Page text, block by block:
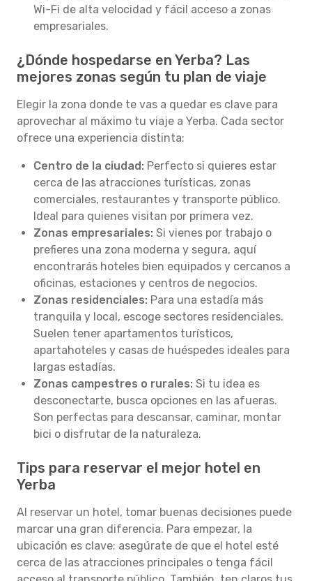
Wi-Fi de alta velocidad y fácil acceso a zonas
empresariales.
¿Dónde hospedarse en Yerba? Las
mejores zonas según tu plan de viaje
Elegir la zona donde te vas a quedar es clave para
aprovechar al máximo tu viaje a Yerba. Cada sector
ofrece una experiencia distinta:
Centro de la ciudad: Perfecto si quieres estar
cerca de las atracciones turísticas, zonas
comerciales, restaurantes y transporte público.
Ideal para quienes visitan por primera vez.
Zonas empresariales: Si vienes por trabajo o
prefieres una zona moderna y segura, aquí
encontrarás hoteles bien equipados y cercanos a
oficinas, estaciones y centros de negocios.
Zonas residenciales: Para una estadía más
tranquila y local, escoge sectores residenciales.
Suelen tener apartamentos turísticos,
apartahoteles y casas de huéspedes ideales para
largas estadías.
Zonas campestres o rurales: Si tu idea es
desconectarte, busca opciones en las afueras.
Son perfectas para descansar, caminar, montar
bici o disfrutar de la naturaleza.
Tips para reservar el mejor hotel en
Yerba
Al reservar un hotel, tomar buenas decisiones puede
marcar una gran diferencia. Para empezar, la
ubicación es clave: asegúrate de que el hotel esté
cerca de las atracciones principales o tenga fácil